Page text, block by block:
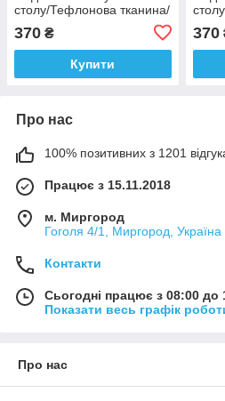
столу/Тефлонова тканина/
просочення/сніжинки на
білому/40см*170см
370 ₴
Купити
370
Про нас
100% позитивних з 1201
Працює з 15.11.2018
м. Миргород
Гоголя 4/1, Миргород, Україна
Контакти
Сьогодні працює з 08:00 до
Показати весь графік
Про нас